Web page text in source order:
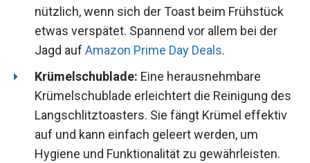
nützlich, wenn sich der Toast beim Frühstück
etwas verspätet. Spannend vor allem bei der
Jagd auf Amazon Prime Day Deals.
Krümelschublade: Eine herausnehmbare
Krümelschublade erleichtert die Reinigung des
Langschlitztoasters. Sie fängt Krümel effektiv
auf und kann einfach geleert werden, um
Hygiene und Funktionalität zu gewährleisten.